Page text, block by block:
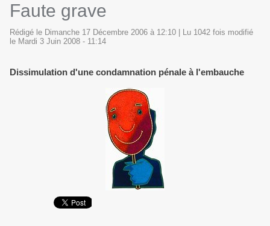
Faute grave
Rédigé le Dimanche 17 Décembre 2006 à 12:10 | Lu 1042 fois modifié
le Mardi 3 Juin 2008 - 11:14
Dissimulation d'une condamnation pénale à l'embauche